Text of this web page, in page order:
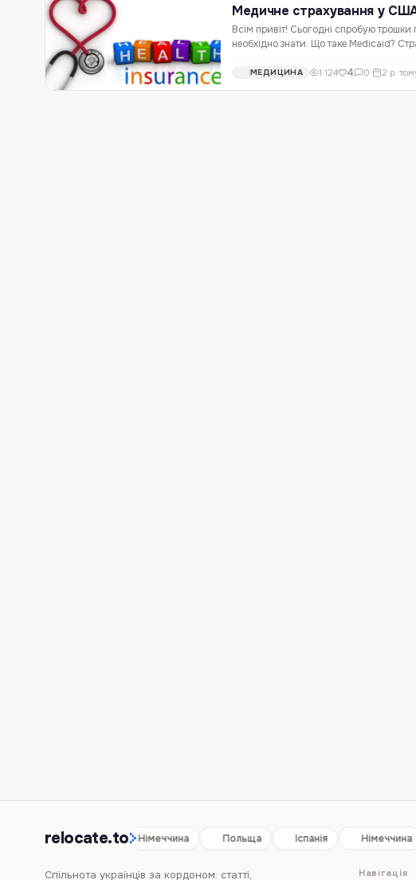
Медичне страхування у
Всім привіт! Сьогодні спробую
необхідно знати. Що таке Medicaid?
МЕДИЦИНА 1 124 4 0· 2 р.
relocate.to
Іспанія Німеччина Польща Іспанія Німеччина
Спільнота українців за кордоном: статті, Навігація